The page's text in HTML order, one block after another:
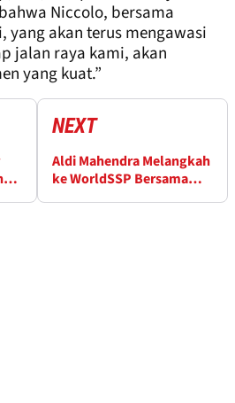
Niccolo, bersama
yang akan terus mengawasi
jalan raya kami, akan
yang kuat.”
NEXT
Aldi Mahendra Melangkah
ke WorldSSP Bersama